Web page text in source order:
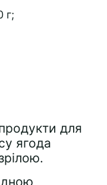
г;
для
ягода